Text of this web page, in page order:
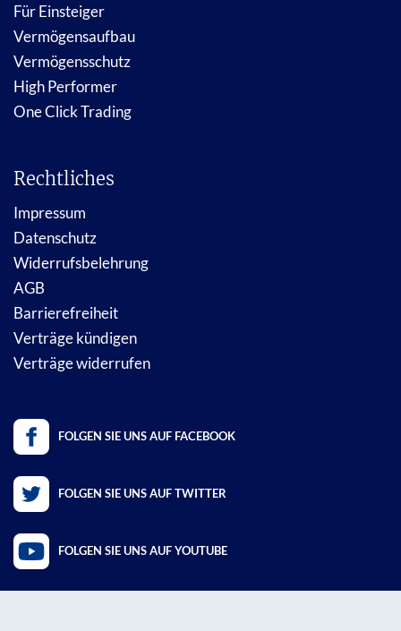
Für Einsteiger
Vermögensaufbau
Vermögensschutz
High Performer
One Click Trading
Rechtliches
Impressum
Datenschutz
Widerrufsbelehrung
AGB
Barrierefreiheit
Verträge kündigen
Verträge widerrufen
FOLGEN SIE UNS AUF FACEBOOK
FOLGEN SIE UNS AUF TWITTER
FOLGEN SIE UNS AUF YOUTUBE